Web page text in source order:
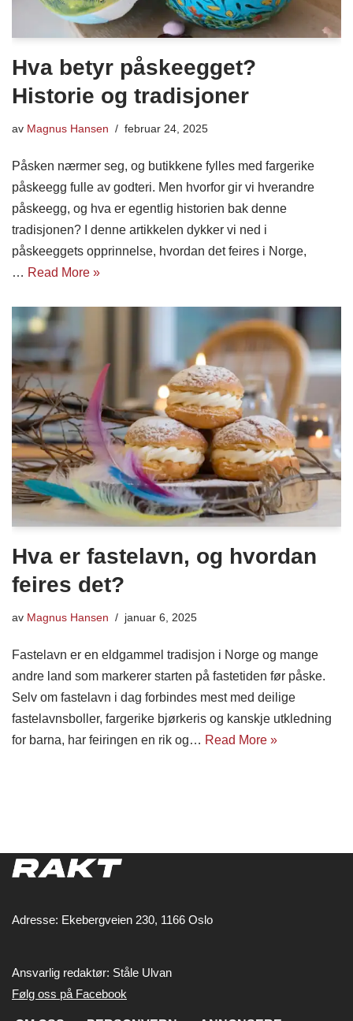
Hva betyr påskeegget?
Historie og tradisjoner
av Magnus Hansen februar 24, 2025
Påsken nærmer seg, og butikkene fylles med fargerike
påskeegg fulle av godteri. Men hvorfor gir vi hverandre
påskeegg, og hva er egentlig historien bak denne
tradisjonen? I denne artikkelen dykker vi ned i
påskeeggets opprinnelse, hvordan det feires i Norge,
… Read More »
Hva er fastelavn, og hvordan
feires det?
av Magnus Hansen januar 6, 2025
Fastelavn er en eldgammel tradisjon i Norge og mange
andre land som markerer starten på fastetiden før påske.
Selv om fastelavn i dag forbindes mest med deilige
fastelavnsboller, fargerike bjørkeris og kanskje utkledning
for barna, har feiringen en rik og… Read More »
Adresse: Ekebergveien 230, 1166 Oslo
Ansvarlig redaktør: Ståle Ulvan
Følg oss på Facebook